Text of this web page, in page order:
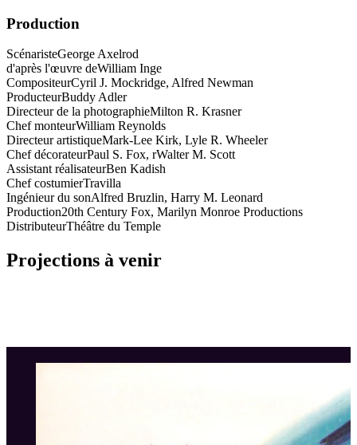
Production
ScénaristeGeorge Axelrod
d'après l'œuvre deWilliam Inge
CompositeurCyril J. Mockridge, Alfred Newman
ProducteurBuddy Adler
Directeur de la photographieMilton R. Krasner
Chef monteurWilliam Reynolds
Directeur artistiqueMark-Lee Kirk, Lyle R. Wheeler
Chef décorateurPaul S. Fox, rWalter M. Scott
Assistant réalisateurBen Kadish
Chef costumierTravilla
Ingénieur du sonAlfred Bruzlin, Harry M. Leonard
Production20th Century Fox, Marilyn Monroe Productions
DistributeurThéâtre du Temple
Projections à venir